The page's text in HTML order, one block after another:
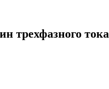
трехфазного тока